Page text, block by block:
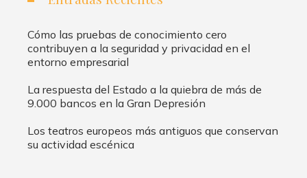
Cómo las pruebas de conocimiento cero
contribuyen a la seguridad y privacidad en el
entorno empresarial
La respuesta del Estado a la quiebra de más de
9.000 bancos en la Gran Depresión
Los teatros europeos más antiguos que conservan
su actividad escénica